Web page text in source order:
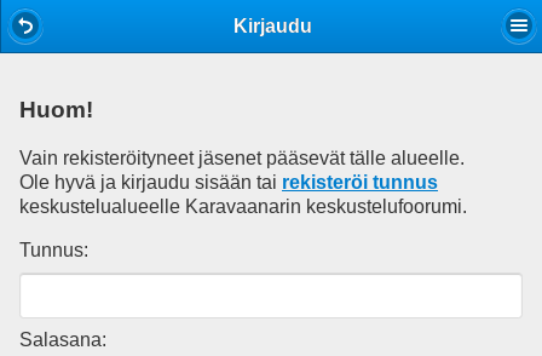
Kirjaudu
Huom!
Vain rekisteröityneet jäsenet pääsevät tälle alueelle.
Ole hyvä ja kirjaudu sisään tai rekisteröi tunnus
keskustelualueelle Karavaanarin keskustelufoorumi.
Tunnus:
Salasana: